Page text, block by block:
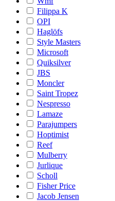
Filippa K
OPI
Haglöfs
Style Masters
Microsoft
Quiksilver
JBS
Moncler
Saint Tropez
Nespresso
Lamaze
Parajumpers
Hoptimist
Reef
Mulberry
Jurlique
Scholl
Fisher Price
Jacob Jensen